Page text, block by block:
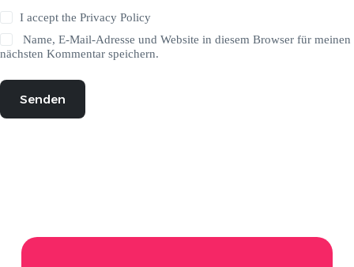
I accept thePrivacy Policy
Name, E-Mail-Adresse und Website in diesem Browser für meinen
nächsten Kommentar speichern.
Senden